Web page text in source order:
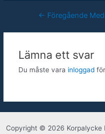
Inläggsnavigering
← Föregående
Lämna ett svar
Du måste vara inloggadför
Copyright © 2026 Korpalycke